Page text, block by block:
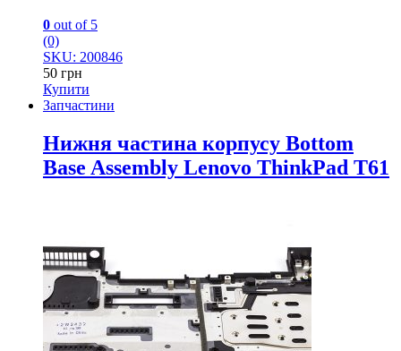
0 out of 5
(0)
SKU: 200846
50 грн
Купити
Запчастини
Нижня частина корпусу Bottom
Base Assembly Lenovo ThinkPad T61